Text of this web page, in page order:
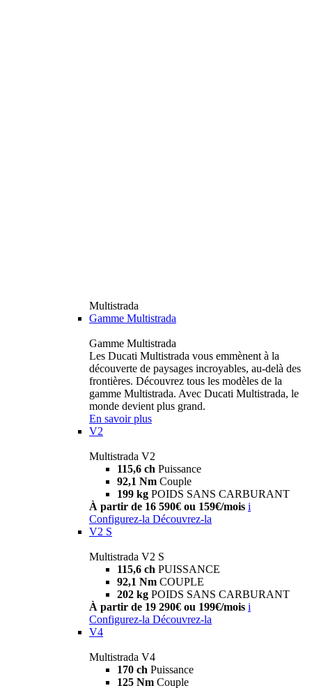
Multistrada
Gamme Multistrada
Gamme Multistrada
Les Ducati Multistrada vous emmènent à la
découverte de paysages incroyables, au-delà des
frontières. Découvrez tous les modèles de la
gamme Multistrada. Avec Ducati Multistrada, le
monde devient plus grand.
En savoir plus
V2
Multistrada V2
115,6 ch Puissance
92,1 Nm Couple
199 kg POIDS SANS CARBURANT
À partir de 16 590€ ou 159€/mois i
Configurez-la Découvrez-la
V2 S
Multistrada V2 S
115,6 ch PUISSANCE
92,1 Nm COUPLE
202 kg POIDS SANS CARBURANT
À partir de 19 290€ ou 199€/mois i
Configurez-la Découvrez-la
V4
Multistrada V4
170 ch Puissance
125 Nm Couple